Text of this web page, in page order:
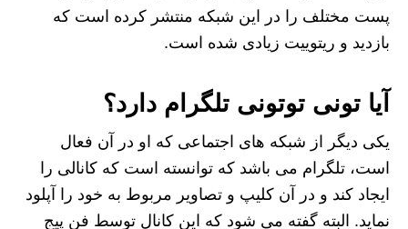
پست مختلف را در این شبکه منتشر کرده است که
بازدید و ریتوییت زیادی شده است.
آیا تونی توتونی تلگرام دارد؟
یکی دیگر از شبکه های اجتماعی که او در آن فعال
است، تلگرام می باشد که توانسته است که کانالی را
ایجاد کند و در آن کلیپ و تصاویر مربوط به خود را آپلود
نماید. البته گفته می شود که این کانال توسط فن پیج